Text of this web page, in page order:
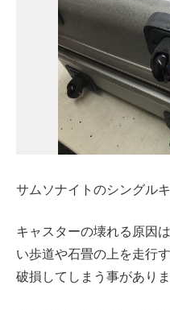
サムソナイトのシングル
キャスターの壊れる原因
い歩道や石畳の上を走行
破損してしまう事がありま